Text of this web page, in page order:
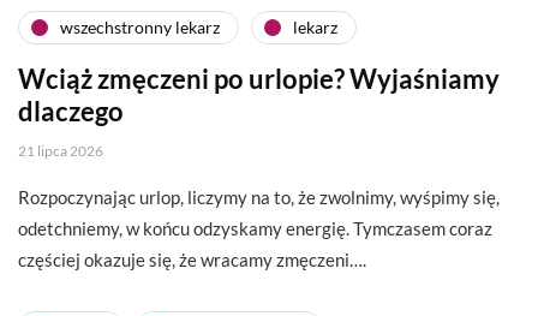
wszechstronny lekarz lekarz
Wciąż zmęczeni po urlopie? Wyjaśniamy
dlaczego
21 lipca 2026
Rozpoczynając urlop, liczymy na to, że zwolnimy, wyśpimy się,
odetchniemy, w końcu odzyskamy energię. Tymczasem coraz
częściej okazuje się, że wracamy zmęczeni….